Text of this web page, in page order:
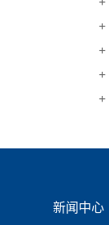
新闻中心